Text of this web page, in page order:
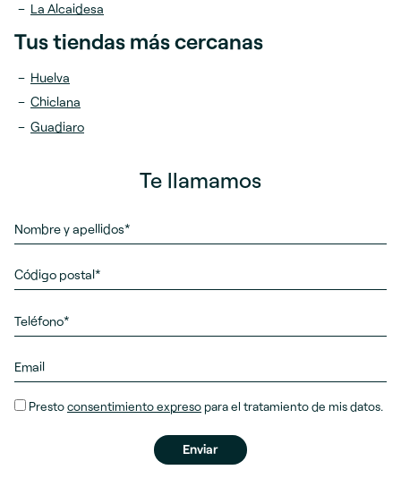
La Alcaidesa
Tus tiendas más cercanas
Huelva
Chiclana
Guadiaro
Te llamamos
Prestoconsentimiento expreso para el tratamiento de mis datos.